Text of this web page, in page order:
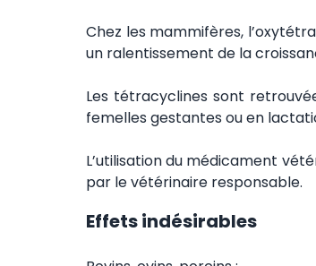
Chez les mammifères,
un ralentissement de la
Les tétracyclines sont
femelles gestantes ou en
L’utilisation du médicament
par le vétérinaire responsable.
Effets indésirables